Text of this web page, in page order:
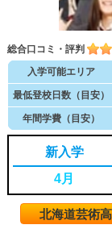
総合口コミ・評判
入学可能エリア
最低登校日数（目安）
年間学費（目安）
新入学
4月
北海道芸術